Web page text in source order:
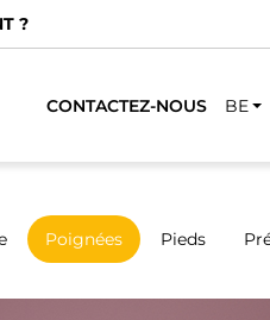
?
CONTACTEZ-NOUS BE
Poignées Pieds